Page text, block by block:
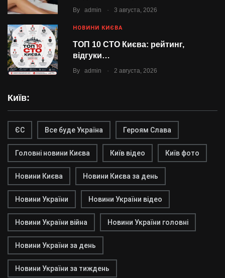
By admin . 3 августа, 2026
НОВИНИ КИЄВА
ТОП 10 СТО Києва: рейтинг,
відгуки…
By admin . 2 августа, 2026
Київ:
ЄС Все буде Україна Героям Слава
Головні новини Києва Київ відео Київ фото
Новини Києва Новини Києва за день
Новини України Новини України відео
Новини України війна Новини України головні
Новини України за день
Новини України за тиждень